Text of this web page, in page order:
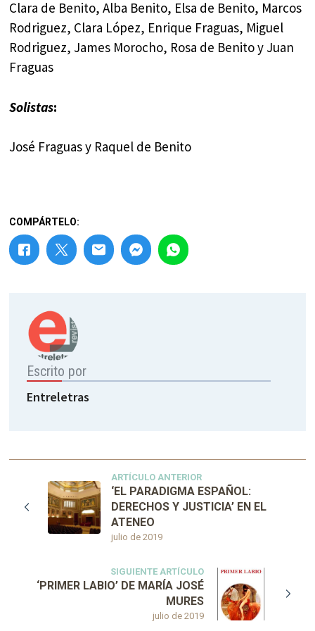
Clara de Benito, Alba Benito, Elsa de Benito, Marcos
Rodriguez, Clara López, Enrique Fraguas, Miguel
Rodriguez, James Morocho, Rosa de Benito y Juan
Fraguas
Solistas:
José Fraguas y Raquel de Benito
COMPÁRTELO:
Escrito por
Entreletras
ARTÍCULO ANTERIOR
julio de 2019
‘EL PARADIGMA ESPAÑOL:
DERECHOS Y JUSTICIA’ EN EL
ATENEO
SIGUIENTE ARTÍCULO
julio de 2019
‘PRIMER LABIO’ DE MARÍA JOSÉ
MURES